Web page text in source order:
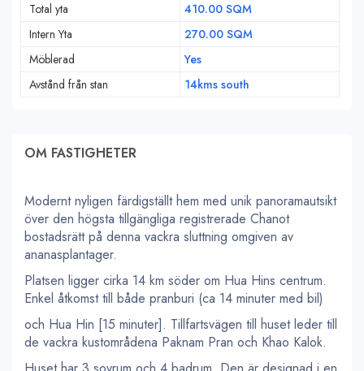
Total yta
410.00 SQM
Intern Yta
270.00 SQM
Möblerad
Yes
Avstånd från stan
14kms south
OM FASTIGHETER
Modernt nyligen färdigställt hem med unik panoramautsikt
över den högsta tillgängliga registrerade Chanot
bostadsrätt på denna vackra sluttning omgiven av
ananasplantager.
Platsen ligger cirka 14 km söder om Hua Hins centrum.
Enkel åtkomst till både pranburi (ca 14 minuter med bil)
och Hua Hin [15 minuter]. Tillfartsvägen till huset leder till
de vackra kustområdena Paknam Pran och Khao Kalok.